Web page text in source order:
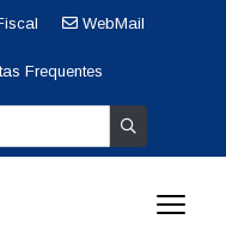
WebMail
Frequentes